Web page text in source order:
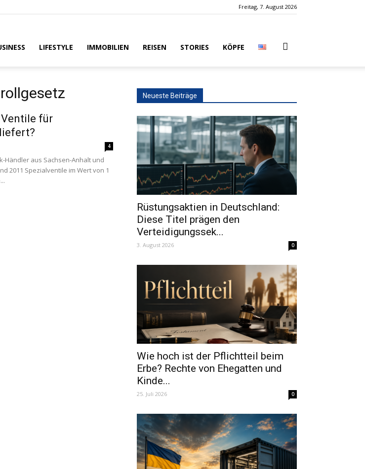
Freitag, 7. August 2026
LIFESTYLE IMMOBILIEN REISEN STORIES KÖPFE
für
4
Händler aus Sachsen-Anhalt und
2011 Spezialventile im Wert von 1
Neueste Beiträge
Rüstungsaktien in Deutschland:
Diese Titel prägen den
Verteidigungssek...
3. August 2026 0
Wie hoch ist der Pflichtteil beim
Erbe? Rechte von Ehegatten und
Kinde...
25. Juli 2026 0